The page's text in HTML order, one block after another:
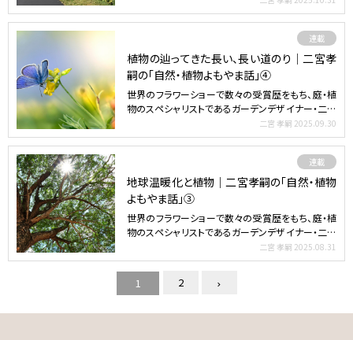
連載
植物の辿ってきた長い、長い道のり｜二宮孝
嗣の「自然・植物よもやま話」④
世界のフラワーショーで数々の受賞歴をもち、庭・植
物のスペシャリストであるガーデンデザイナー・二宮
二宮 孝嗣 2025.09.30
連載
地球温暖化と植物｜二宮孝嗣の「自然・植物
よもやま話」③
世界のフラワーショーで数々の受賞歴をもち、庭・植
物のスペシャリストであるガーデンデザイナー・二宮
二宮 孝嗣 2025.08.31
1 2